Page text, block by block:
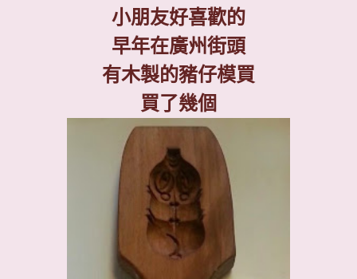
小朋友好喜歡的
早年在廣州街頭
有木製的豬仔模買
買了幾個